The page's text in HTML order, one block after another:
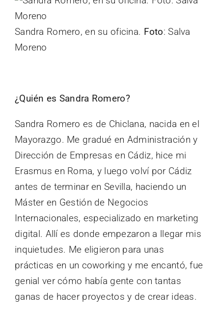
Sandra Romero, en su oficina. Foto: Salva
Moreno
¿Quién es Sandra Romero?
Sandra Romero es de Chiclana, nacida en el
Mayorazgo. Me gradué en Administración y
Dirección de Empresas en Cádiz, hice mi
Erasmus en Roma, y luego volví por Cádiz
antes de terminar en Sevilla, haciendo un
Máster en Gestión de Negocios
Internacionales, especializado en marketing
digital. Allí es donde empezaron a llegar mis
inquietudes. Me eligieron para unas
prácticas en un coworking y me encantó, fue
genial ver cómo había gente con tantas
ganas de hacer proyectos y de crear ideas.